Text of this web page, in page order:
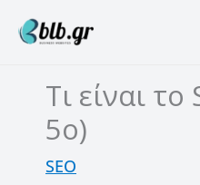
στο
Τι είναι
5ο)
SEO
ν